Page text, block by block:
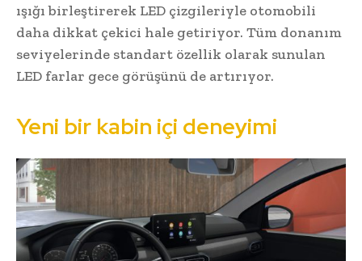
ışığı birleştirerek LED çizgileriyle otomobili
daha dikkat çekici hale getiriyor. Tüm donanım
seviyelerinde standart özellik olarak sunulan
LED farlar gece görüşünü de artırıyor.
Yeni bir kabin içi deneyimi